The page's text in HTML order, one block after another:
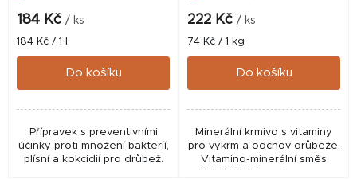
184 Kč / ks
Měrná
cena:
184 Kč / 1 l
Do košíku
Přípravek s preventivními
účinky proti množení bakteríí,
plísní a kokcidií pro drůbež.
222 Kč / ks
Měrná
cena:
74 Kč / 1 kg
Do košíku
Minerální krmivo s vitaminy
pro výkrm a odchov drůbeže.
Vitamino-minerální směs
NUTRI MIX je určena pro